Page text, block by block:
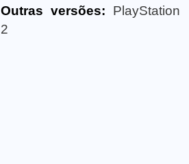
Outras versões:
PlayStation
2